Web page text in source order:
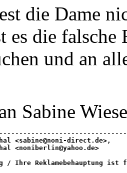
die Dame
die falsche
und an
Sabine
<sabine@noni-direct.de>,
<noniberlin@yahoo.de>
/ Ihre Reklamebehauptung ist